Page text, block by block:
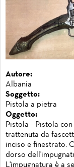
Autore:
Albania
Soggetto:
Pistola a pietra
Oggetto:
Pistola - Pistola
trattenuta da
inciso e finestrato.
dorso
L'impugnatura è a